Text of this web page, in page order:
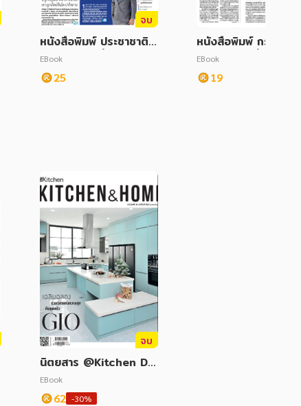
จบ
หนังสือพิมพ์ ประชาชาติธุ
รกิจ ฉบับวันที่ 18 ธันวาค
ม 2566
EBook
25
หนังสือพิมพ์ กรุงเทพ
จ วันอังคารที่ 11 มีน
2568
EBook
19
จบ
นิตยสาร @Kitchen De
cember 2021
EBook
62 -30%